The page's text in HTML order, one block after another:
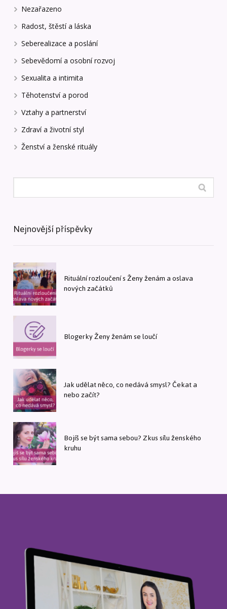
Nezařazeno
Radost, štěstí a láska
Seberealizace a poslání
Sebevědomí a osobní rozvoj
Sexualita a intimita
Těhotenství a porod
Vztahy a partnerství
Zdraví a životní styl
Ženství a ženské rituály
Nejnovější příspěvky
Rituální rozloučení s Ženy ženám a oslava
nových začátků
Blogerky Ženy ženám se loučí
Jak udělat něco, co nedává smysl? Čekat a
nebo začít?
Bojíš se být sama sebou? Zkus sílu ženského
kruhu